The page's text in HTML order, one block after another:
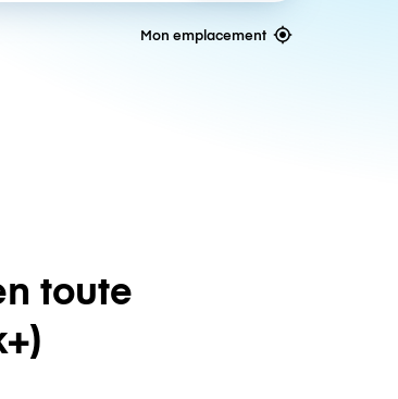
Mon emplacement
toute